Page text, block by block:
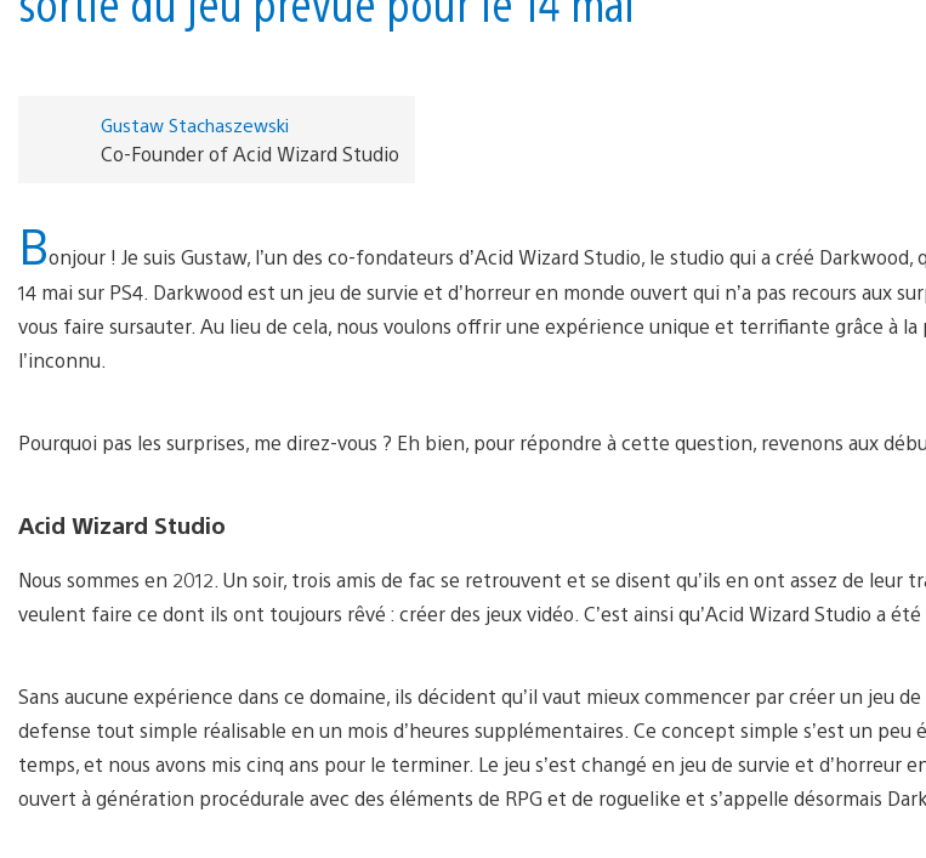
Gustaw Stachaszewski
Co-Founder of Acid Wizard Studio
Bonjour ! Je suis Gustaw, l’un des co-fondateurs d’Acid Wizard Studio, le studio qui a créé Darkwood,
14 mai sur PS4. Darkwood est un jeu de survie et d’horreur en monde ouvert qui n’a pas recours aux
vous faire sursauter. Au lieu de cela, nous voulons offrir une expérience unique et terrifiante grâce à la
l’inconnu.
Pourquoi pas les surprises, me direz-vous ? Eh bien, pour répondre à cette question, revenons aux
Acid Wizard Studio
Nous sommes en 2012. Un soir, trois amis de fac se retrouvent et se disent qu’ils en ont assez de leur
veulent faire ce dont ils ont toujours rêvé : créer des jeux vidéo. C’est ainsi qu’Acid Wizard Studio a été
Sans aucune expérience dans ce domaine, ils décident qu’il vaut mieux commencer par créer un jeu
defense tout simple réalisable en un mois d’heures supplémentaires. Ce concept simple s’est un peu
temps, et nous avons mis cinq ans pour le terminer. Le jeu s’est changé en jeu de survie et d’horreur
ouvert à génération procédurale avec des éléments de RPG et de roguelike et s’appelle désormais